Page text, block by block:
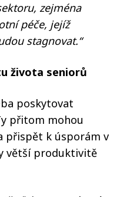
zejména
péče, jejíž
stagnovat.“
života seniorů
poskytovat
přitom mohou
přispět k úsporám v
větší produktivitě